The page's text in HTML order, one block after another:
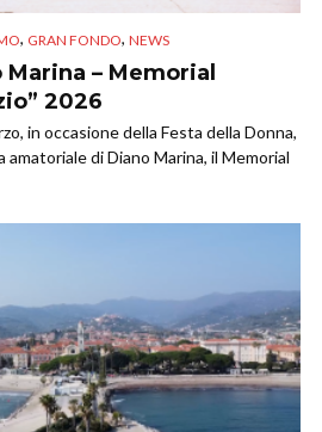
, GRAN FONDO, NEWS
– Memorial
2026
in occasione della Festa della Donna,
amatoriale di Diano Marina, il Memorial